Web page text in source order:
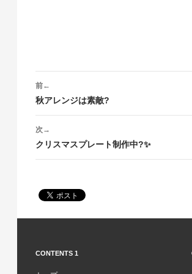
投
稿
ナ
ビ
ー
ン
前←
秋アレンジは素敵?
次→
クリスマスプレート制作中?✨
CONTENTS 1